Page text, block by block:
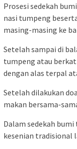
Prosesi sedekah
nasi tumpeng
masing-masing ke
Setelah sampai di
tumpeng atau
dengan alas terpal
Setelah dilakukan
makan bersama-
Dalam sedekah
kesenian tradisional